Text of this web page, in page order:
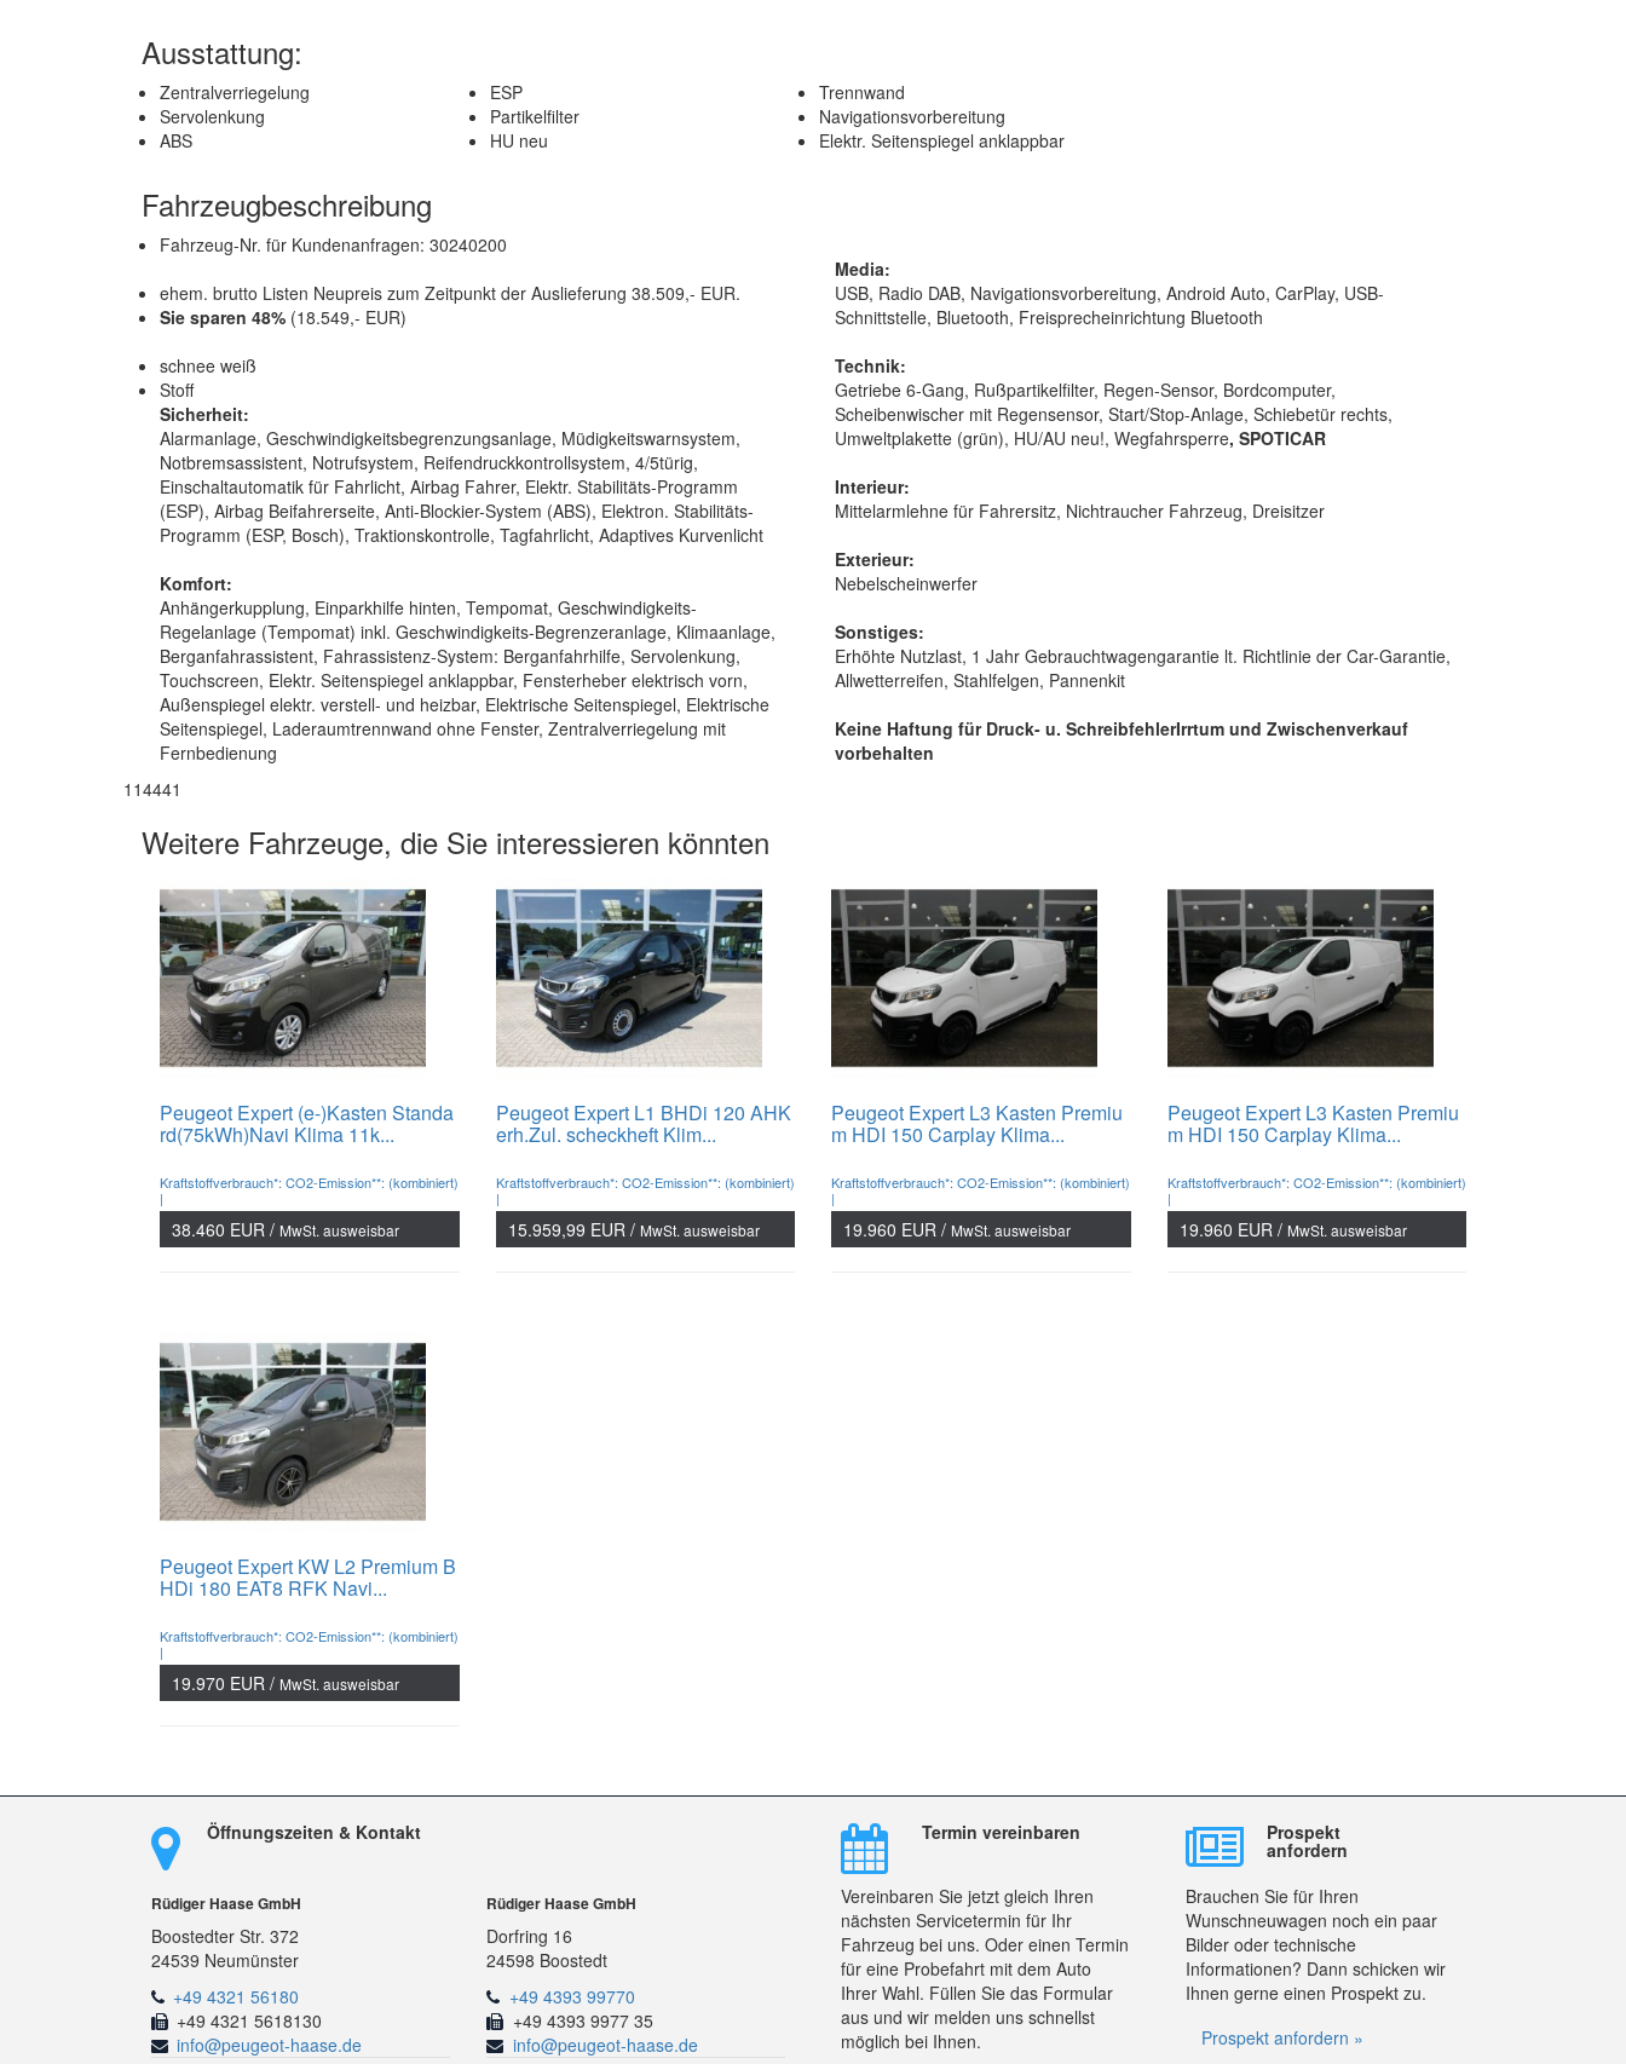
Ausstattung:
Zentralverriegelung
Servolenkung
ABS
ESP
Partikelfilter
HU neu
Trennwand
Navigationsvorbereitung
Elektr. Seitenspiegel anklappbar
Fahrzeugbeschreibung
Fahrzeug-Nr. für Kundenanfragen: 30240200
ehem. brutto Listen Neupreis zum Zeitpunkt der Auslieferung 38.509,- EUR.
Sie sparen 48% (18.549,- EUR)
schnee weiß
Stoff
Sicherheit:
Alarmanlage, Geschwindigkeitsbegrenzungsanlage, Müdigkeitswarnsystem,
Notbremsassistent, Notrufsystem, Reifendruckkontrollsystem, 4/5türig,
Einschaltautomatik für Fahrlicht, Airbag Fahrer, Elektr. Stabilitäts-Programm
(ESP), Airbag Beifahrerseite, Anti-Blockier-System (ABS), Elektron. Stabilitäts-
Programm (ESP, Bosch), Traktionskontrolle, Tagfahrlicht, Adaptives Kurvenlicht
Komfort:
Anhängerkupplung, Einparkhilfe hinten, Tempomat, Geschwindigkeits-
Regelanlage (Tempomat) inkl. Geschwindigkeits-Begrenzeranlage, Klimaanlage,
Berganfahrassistent, Fahrassistenz-System: Berganfahrhilfe, Servolenkung,
Touchscreen, Elektr. Seitenspiegel anklappbar, Fensterheber elektrisch vorn,
Außenspiegel elektr. verstell- und heizbar, Elektrische Seitenspiegel, Elektrische
Seitenspiegel, Laderaumtrennwand ohne Fenster, Zentralverriegelung mit
Fernbedienung
Media:
USB, Radio DAB, Navigationsvorbereitung, Android Auto, CarPlay, USB-
Schnittstelle, Bluetooth, Freisprecheinrichtung Bluetooth
Technik:
Getriebe 6-Gang, Rußpartikelfilter, Regen-Sensor, Bordcomputer,
Scheibenwischer mit Regensensor, Start/Stop-Anlage, Schiebetür rechts,
Umweltplakette (grün), HU/AU neu!, Wegfahrsperre, SPOTICAR
Interieur:
Mittelarmlehne für Fahrersitz, Nichtraucher Fahrzeug, Dreisitzer
Exterieur:
Nebelscheinwerfer
Sonstiges:
Erhöhte Nutzlast, 1 Jahr Gebrauchtwagengarantie lt. Richtlinie der Car-Garantie,
Allwetterreifen, Stahlfelgen, Pannenkit
Keine Haftung für Druck- u. SchreibfehlerIrrtum und Zwischenverkauf
vorbehalten
114441
Weitere Fahrzeuge, die Sie interessieren könnten
Peugeot Expert (e-)Kasten Standa
rd(75kWh)Navi Klima 11k...
Kraftstoffverbrauch*: CO2-Emission**: (kombiniert)
|
38.460 EUR / MwSt. ausweisbar
Peugeot Expert L1 BHDi 120 AHK
erh.Zul. scheckheft Klim...
Kraftstoffverbrauch*: CO2-Emission**: (kombiniert)
|
15.959,99 EUR / MwSt. ausweisbar
Peugeot Expert L3 Kasten Premiu
m HDI 150 Carplay Klima...
Kraftstoffverbrauch*: CO2-Emission**: (kombiniert)
|
19.960 EUR / MwSt. ausweisbar
Peugeot Expert L3 Kasten Premiu
m HDI 150 Carplay Klima...
Kraftstoffverbrauch*: CO2-Emission**: (kombiniert)
|
19.960 EUR / MwSt. ausweisbar
Peugeot Expert KW L2 Premium B
HDi 180 EAT8 RFK Navi...
Kraftstoffverbrauch*: CO2-Emission**: (kombiniert)
|
19.970 EUR / MwSt. ausweisbar
Öffnungszeiten & Kontakt
Rüdiger Haase GmbH
Boostedter Str. 372
24539 Neumünster
+49 4321 56180
+49 4321 5618130
info@peugeot-haase.de
Rüdiger Haase GmbH
Dorfring 16
24598 Boostedt
+49 4393 99770
+49 4393 9977 35
info@peugeot-haase.de
Termin vereinbaren
Vereinbaren Sie jetzt gleich Ihren
nächsten Servicetermin für Ihr
Fahrzeug bei uns. Oder einen Termin
für eine Probefahrt mit dem Auto
Ihrer Wahl. Füllen Sie das Formular
aus und wir melden uns schnellst
möglich bei Ihnen.
Prospekt
anfordern
Brauchen Sie für Ihren
Wunschneuwagen noch ein paar
Bilder oder technische
Informationen? Dann schicken wir
Ihnen gerne einen Prospekt zu.
Prospekt anfordern »